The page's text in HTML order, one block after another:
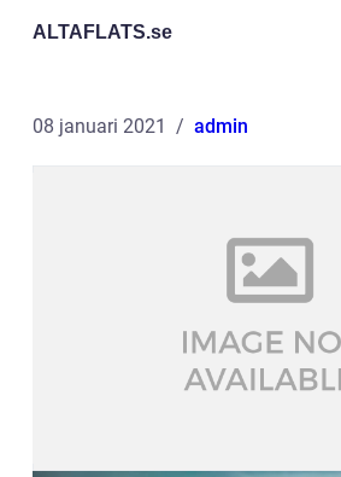
ALTAFLATS.se
08 januari 2021 admin